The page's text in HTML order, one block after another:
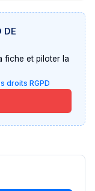
DE
fiche et piloter la
droits RGPD